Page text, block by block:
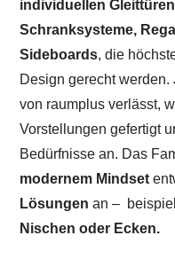
individuellen
Schranksysteme,
Sideboards, die
Design gerecht
von raumplus verlässt,
Vorstellungen gefertigt
Bedürfnisse an. Das
modernem Mindset
Lösungen an –
Nischen oder Ecken.